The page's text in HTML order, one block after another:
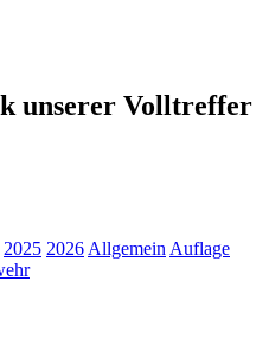
unserer Volltreffer
2025 2026 Allgemein Auflage